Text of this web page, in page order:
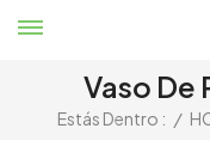
Vaso De
Estás Dentro : /